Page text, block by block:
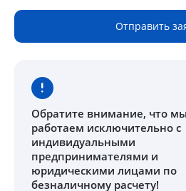
Отправить
Обратите внимание, что мы
работаем исключительно с
индивидуальными
предпринимателями и
юридическими лицами по
безналичному расчету!